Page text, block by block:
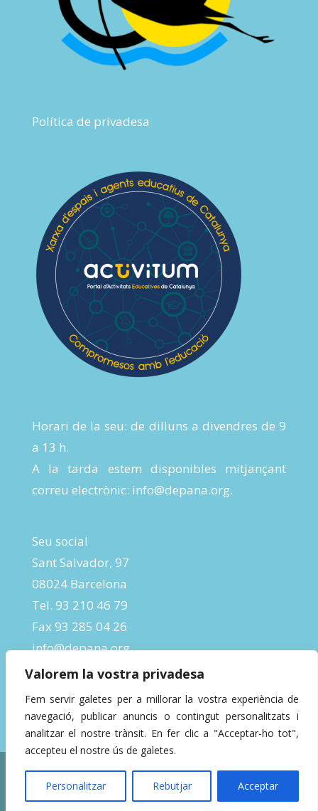
Valorem la vostra privadesa
Fem servir galetes per a millorar la vostra experiència de
navegació, publicar anuncis o contingut personalitzats i
analitzar el nostre trànsit. En fer clic a "Acceptar-ho tot",
accepteu el nostre ús de galetes.
Personalitzar Rebutjar Acceptar
Política de privadesa
Horari de la seu: de dilluns a divendres de 9
a 13 h.
A la tarda estem disponibles mitjançant
correu electrònic: info@depana.org.
Seu social
Sant Salvador, 97
08024 Barcelona
Tel. 93 210 46 79
Fax 93 285 04 26
info@depana.org
Designed byInBeta Crafts| Powered by
WordPress